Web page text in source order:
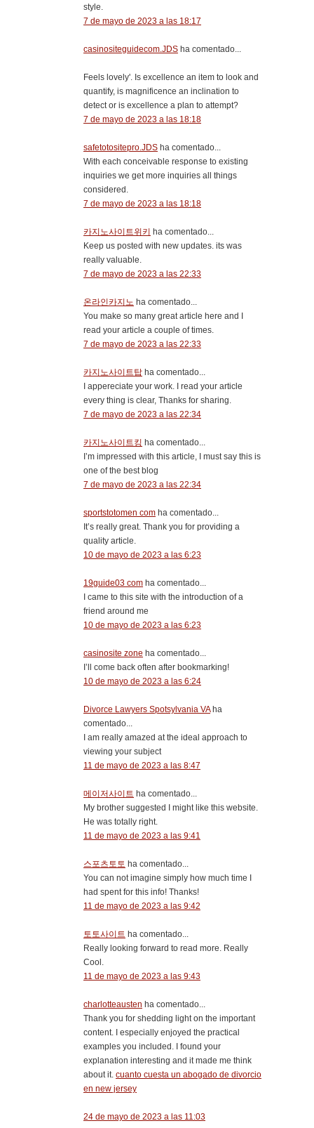
style.
7 de mayo de 2023 a las 18:17
casinositeguidecom.JDS ha comentado...
Feels lovely'. Is excellence an item to look and
quantify, is magnificence an inclination to
detect or is excellence a plan to attempt?
7 de mayo de 2023 a las 18:18
safetotositepro.JDS ha comentado...
With each conceivable response to existing
inquiries we get more inquiries all things
considered.
7 de mayo de 2023 a las 18:18
카지노사이트위키 ha comentado...
Keep us posted with new updates. its was
really valuable.
7 de mayo de 2023 a las 22:33
온라인카지노 ha comentado...
You make so many great article here and I
read your article a couple of times.
7 de mayo de 2023 a las 22:33
카지노사이트탑 ha comentado...
I appereciate your work. I read your article
every thing is clear, Thanks for sharing.
7 de mayo de 2023 a las 22:34
카지노사이트킹 ha comentado...
I’m impressed with this article, I must say this is
one of the best blog
7 de mayo de 2023 a las 22:34
sportstotomen com ha comentado...
It’s really great. Thank you for providing a
quality article.
10 de mayo de 2023 a las 6:23
19guide03 com ha comentado...
I came to this site with the introduction of a
friend around me
10 de mayo de 2023 a las 6:23
casinosite zone ha comentado...
I’ll come back often after bookmarking!
10 de mayo de 2023 a las 6:24
Divorce Lawyers Spotsylvania VAha
comentado...
I am really amazed at the ideal approach to
viewing your subject
11 de mayo de 2023 a las 8:47
메이저사이트 ha comentado...
My brother suggested I might like this website.
He was totally right.
11 de mayo de 2023 a las 9:41
스포츠토토 ha comentado...
You can not imagine simply how much time I
had spent for this info! Thanks!
11 de mayo de 2023 a las 9:42
토토사이트 ha comentado...
Really looking forward to read more. Really
Cool.
11 de mayo de 2023 a las 9:43
charlotteausten ha comentado...
Thank you for shedding light on the important
content. I especially enjoyed the practical
examples you included. I found your
explanation interesting and it made me think
about it. cuanto cuesta un abogado de divorcio
en new jersey
24 de mayo de 2023 a las 11:03